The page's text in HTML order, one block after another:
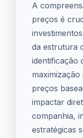
A
preços é
da estrutura
identificação
preços
impactar
companhia,
estratégicas